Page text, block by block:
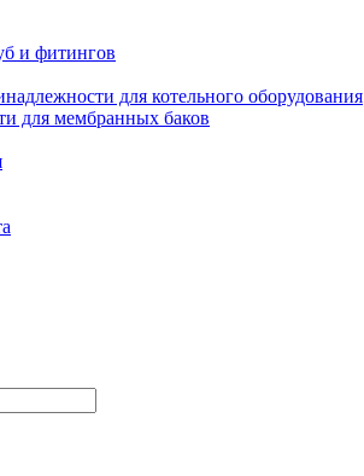
и фитингов
для котельного оборудования
для мембранных баков